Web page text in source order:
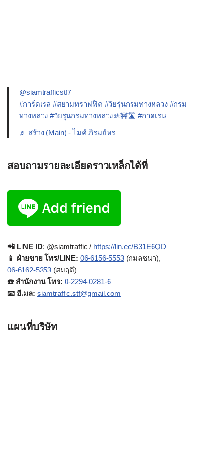
@siamtrafficstf7
#การ์ดเรล #สยามทราฟฟิค #วัยรุ่นกรมทางหลวง #กรม
ทางหลวง #วัยรุ่นกรมทางหลวง🚸🚧🛣️ #กาดเรน
♬ สร้าง (Main) - ไมค์ ภิรมย์พร
สอบถามรายละเอียดราวเหล็กได้ที่
📲 LINE ID: @siamtraffic / https://lin.ee/B31E6QD
📱 ฝ่ายขาย โทร/LINE: 06-6156-5553 (กมลชนก),
06-6162-5353 (สมฤดี)
☎️ สำนักงาน โทร: 0-2294-0281-6
📧 อีเมล: siamtraffic.stf@gmail.com
แผนที่บริษัท